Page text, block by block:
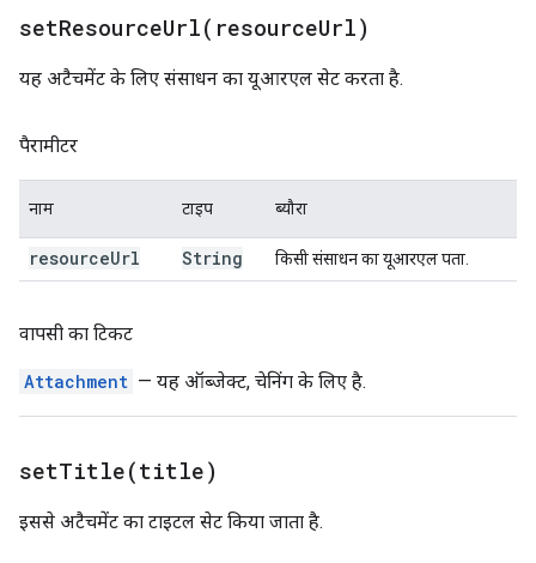
setResourceUrl( resourceUrl)
यह अटैचमेंट के लिए संसाधन का यूआरएल सेट करता है.
पैरामीटर
नाम टाइप ब्यौरा
resourceUrl String किसी संसाधन का यूआरएल पता.
वापसी का टिकट
Attachment — यह ऑब्जेक्ट, चेनिंग के लिए है.
setTitle(title)
इससे अटैचमेंट का टाइटल सेट किया जाता है.